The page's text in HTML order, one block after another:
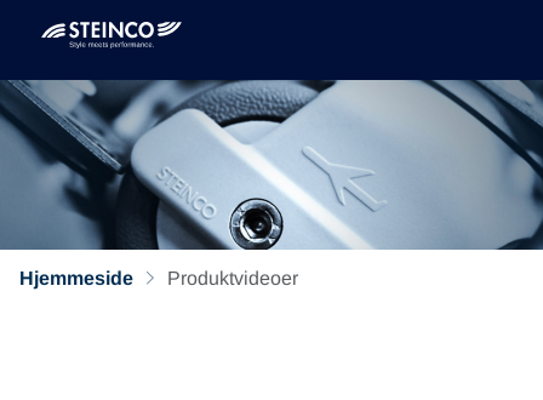
Hjemmeside Produktvideoer